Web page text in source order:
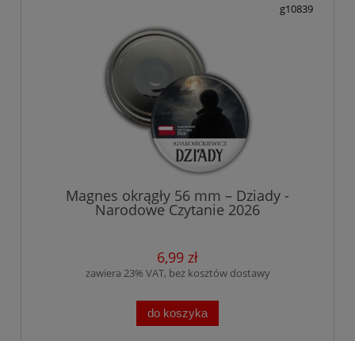
g10839
Magnes okrągły 56 mm – Dziady -
Narodowe Czytanie 2026
6,99 zł
zawiera 23% VAT, bez kosztów dostawy
do koszyka